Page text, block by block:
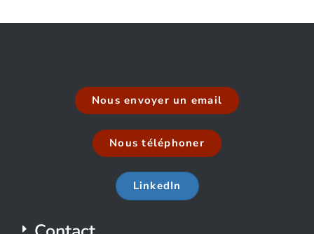
Nous envoyer un email
Nous téléphoner
LinkedIn